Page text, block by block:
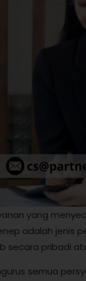
yang
adalah jenis
secara pribadi
semua